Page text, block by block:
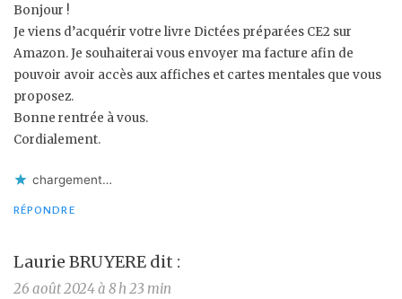
Bonjour !
Je viens d’acquérir votre livre Dictées préparées CE2 sur
Amazon. Je souhaiterai vous envoyer ma facture afin de
pouvoir avoir accès aux affiches et cartes mentales que vous
proposez.
Bonne rentrée à vous.
Cordialement.
chargement…
RÉPONDRE
Laurie BRUYERE dit :
26 août 2024 à 8 h 23 min